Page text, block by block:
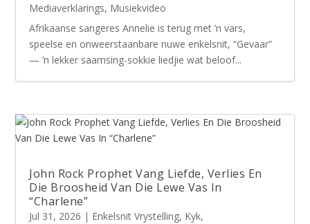
Mediaverklarings, Musiekvideo
Afrikaanse sangeres Annelie is terug met ’n vars,
speelse en onweerstaanbare nuwe enkelsnit, “Gevaar”
— ’n lekker saamsing-sokkie liedjie wat beloof...
John Rock Prophet Vang Liefde, Verlies En
Die Broosheid Van Die Lewe Vas In
“Charlene”
Jul 31, 2026 | Enkelsnit Vrystelling, Kyk,